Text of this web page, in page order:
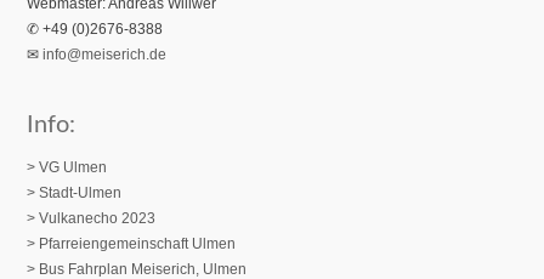
Webmaster: Andreas Willwer
✆ +49 (0)2676-8388
✉info@meiserich.de
Info:
> VG Ulmen
> Stadt-Ulmen
> Vulkanecho 2023
> Pfarreiengemeinschaft Ulmen
> Bus Fahrplan Meiserich, Ulmen